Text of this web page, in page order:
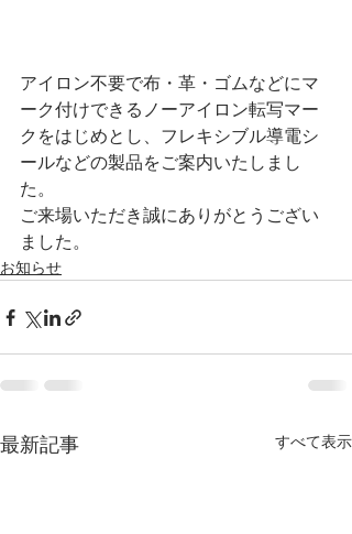
アイロン不要で布・革・ゴムなどにマ
ーク付けできるノーアイロン転写マー
クをはじめとし、フレキシブル導電シ
ールなどの製品をご案内いたしまし
た。
ご来場いただき誠にありがとうござい
ました。
お知らせ
最新記事 すべて表示